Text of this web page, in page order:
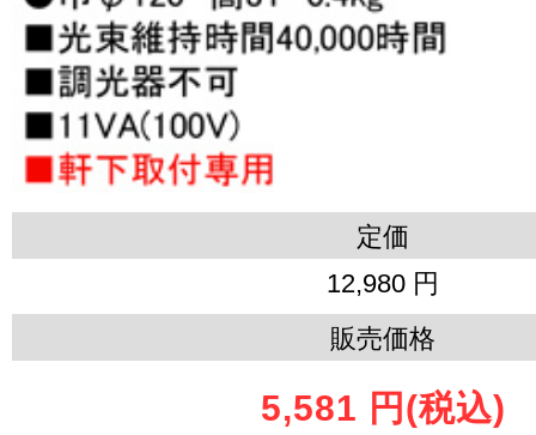
定価
12,980 円
販売価格
5,581 円 (税込)